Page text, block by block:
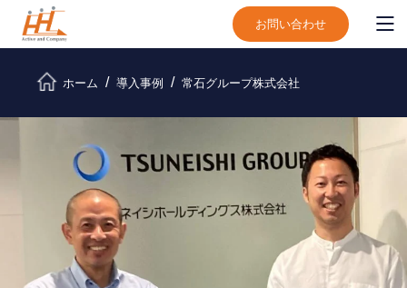
お問い合わせ
ホーム 導入事例 常石グループ株式会社